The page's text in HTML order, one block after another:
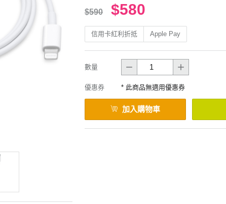
$590 $580
信用卡紅利折抵 Apple Pay
數量
優惠券 * 此商品無適用優惠券
加入購物車